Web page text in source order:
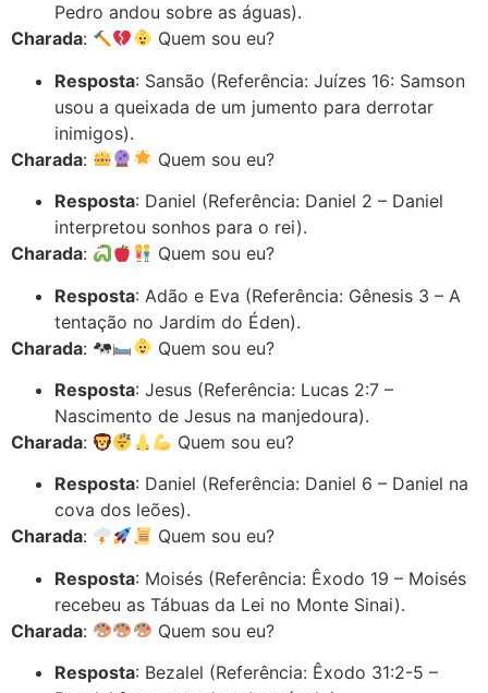
Pedro andou sobre as águas).
Charada:
Quem sou eu?
Resposta: Sansão (Referência: Juízes 16: Samson
usou a queixada de um jumento para derrotar
inimigos).
Charada:
Quem sou eu?
Resposta: Daniel (Referência: Daniel 2 – Daniel
interpretou sonhos para o rei).
Charada:
Quem sou eu?
Resposta: Adão e Eva (Referência: Gênesis 3 – A
tentação no Jardim do Éden).
Charada:
Quem sou eu?
Resposta: Jesus (Referência: Lucas 2:7 –
Nascimento de Jesus na manjedoura).
Charada:
Quem sou eu?
Resposta: Daniel (Referência: Daniel 6 – Daniel na
cova dos leões).
Charada:
Quem sou eu?
Resposta: Moisés (Referência: Êxodo 19 – Moisés
recebeu as Tábuas da Lei no Monte Sinai).
Charada:
Quem sou eu?
Resposta: Bezalel (Referência: Êxodo 31:2-5 –